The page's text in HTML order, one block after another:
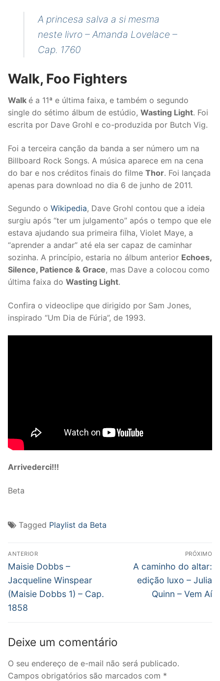
A princesa salva a si mesma
neste livro – Amanda Lovelace –
Cap. 1760
Walk, Foo Fighters
Walk é a 11ª e última faixa, e também o segundo
single do sétimo álbum de estúdio, Wasting Light. Foi
escrita por Dave Grohl e co-produzida por Butch Vig.
Foi a terceira canção da banda a ser número um na
Billboard Rock Songs. A música aparece em na cena
do bar e nos créditos finais do filme Thor. Foi lançada
apenas para download no dia 6 de junho de 2011.
Segundo o Wikipedia, Dave Grohl contou que a ideia
surgiu após “ter um julgamento” após o tempo que ele
estava ajudando sua primeira filha, Violet Maye, a
“aprender a andar” até ela ser capaz de caminhar
sozinha. A princípio, estaria no álbum anterior Echoes,
Silence, Patience & Grace, mas Dave a colocou como
última faixa do Wasting Light.
Confira o videoclipe que dirigido por Sam Jones,
inspirado “Um Dia de Fúria”, de 1993.
Arrivederci!!!
Beta
Tagged Playlist da Beta
Navegação
de
Post
ANTERIOR
Post
anterior:
Maisie Dobbs –
Jacqueline Winspear
(Maisie Dobbs 1) – Cap.
1858
PRÓXIMO
Próximo
post:
A caminho do altar:
edição luxo – Julia
Quinn – Vem Aí
Deixe um comentário
O seu endereço de e-mail não será publicado.
Campos obrigatórios são marcados com *